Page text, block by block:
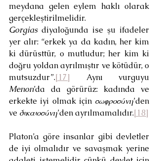
meydana gelen eylem haklı olarak
Gorgias diyaloğunda ise şu ifadeler
yer alır: “erkek ya da kadın, her kim
ki dürüsttür, o mutludur; her kim ki
doğru yoldan ayrılmıştır ve kötüdür, o
mutsuzdur”.[17]
Menon’da da görürüz: kadında ve
erkekte iyi olmak için σωφροσύνη’den
ve δικαιοσύνη’den ayrılmamalıdır.[18]
Platon’a göre insanlar gibi devletler
de iyi olmalıdır ve savaşmak yerine